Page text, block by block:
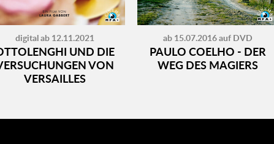
digital ab 12.11.2021
UND DIE
VON
VERSAILLES
ab 15.07.2016 auf DVD
PAULO COELHO - DER
WEG DES MAGIERS